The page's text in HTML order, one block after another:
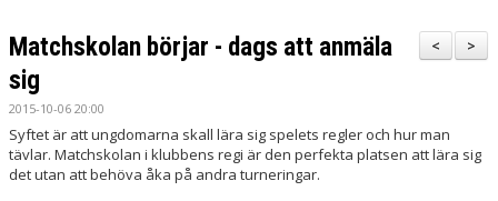
ANMÄLAN AKTIVITET
KALENDER
GYM
>
<
Matchskolan börjar - dags att anmäla
sig
2015-10-06 20:00
Syftet är att ungdomarna skall lära sig spelets regler och hur man
tävlar. Matchskolan i klubbens regi är den perfekta platsen att lära sig
det utan att behöva åka på andra turneringar.